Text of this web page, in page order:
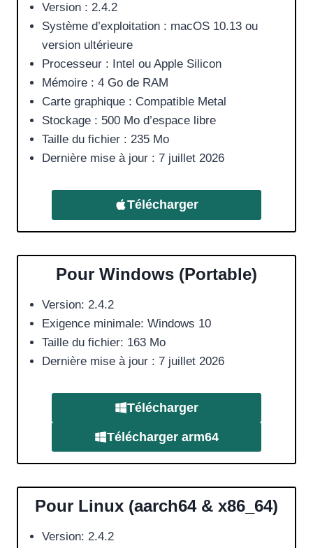
Version : 2.4.2
Système d’exploitation : macOS 10.13 ou
version ultérieure
Processeur : Intel ou Apple Silicon
Mémoire : 4 Go de RAM
Carte graphique : Compatible Metal
Stockage : 500 Mo d’espace libre
Taille du fichier : 235 Mo
Dernière mise à jour : 7 juillet 2026
Télécharger
Pour Windows (Portable)
Version: 2.4.2
Exigence minimale: Windows 10
Taille du fichier: 163 Mo
Dernière mise à jour : 7 juillet 2026
Télécharger
Télécharger arm64
Pour Linux (aarch64 & x86_64)
Version: 2.4.2